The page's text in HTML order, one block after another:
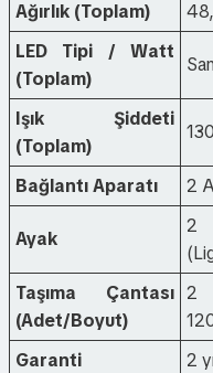
Ağırlık (Toplam)
LED Tipi / Watt
(Toplam)
Işık Şiddeti
(Toplam)
Bağlantı Aparatı 2
Ayak
2
Taşıma Çantası
(Adet/Boyut)
2
Garanti
2